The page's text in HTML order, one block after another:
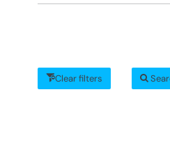
Clear filters